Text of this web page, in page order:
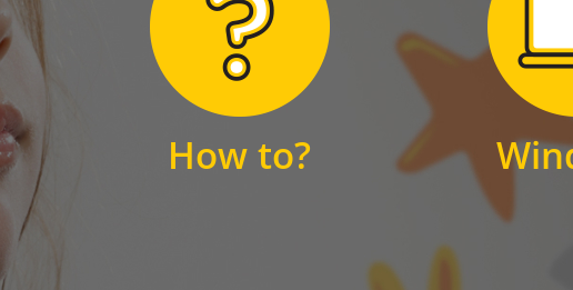
How to?
Hier finden Sie
Zum
für